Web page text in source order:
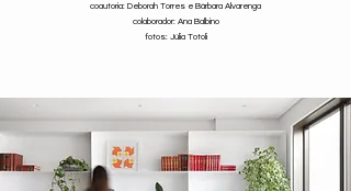
coautoria: Deborah Torres e Bárbara Alvarenga
colaborador: Ana Balbino
fotos: Júlia Totoli